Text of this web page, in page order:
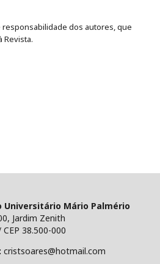
dos autores, que
Revista.
Universitário Mário Palmério
Jardim Zenith
38.500-000
cristsoares@hotmail.com